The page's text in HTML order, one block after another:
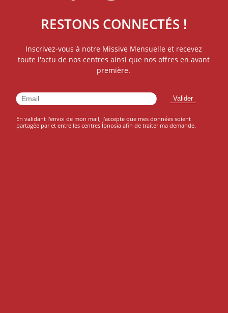
RESTONS CONNECTÉS !
Inscrivez-vous à notre Missive Mensuelle et recevez
toute l'actu de nos centres ainsi que nos offres en avant
première.
En validant l'envoi de mon mail, j'accepte que mes données soient
partagée par et entre les centres Ipnosia afin de traiter ma demande.